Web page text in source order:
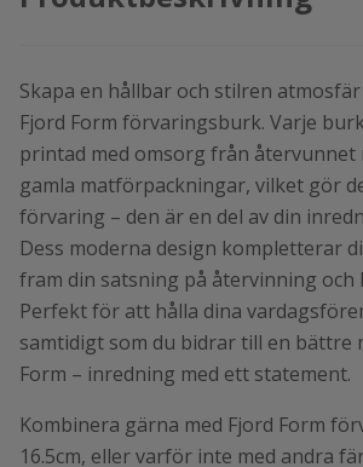
Skapa en hållbar och stilren
Fjord Form förvaringsburk. Varje
printad med omsorg från
gamla matförpackningar, vilket gör
förvaring – den är en del av din
Dess moderna design kompletterar
fram din satsning på återvinning och
Perfekt för att hålla dina
samtidigt som du bidrar till en bättre
Form – inredning med ett statement.
Kombinera gärna med Fjord Form
16.5cm, eller varför inte med andra